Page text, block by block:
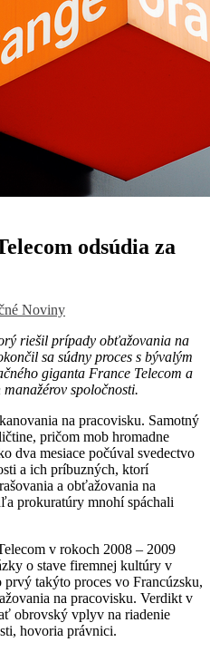
odsúdia za
Noviny
riešil prípady obťažovania na
sa súdny proces s bývalým
giganta France Telecom a
spoločnosti.
na pracovisku. Samotný
pričom mob hromadne
dva mesiace počúval svedectvo
a ich príbuzných, ktorí
a obťažovania na
prokuratúry mnohí spáchali
v rokoch 2008 – 2009
o stave firemnej kultúry v
takýto proces vo Francúzsku,
na pracovisku. Verdikt v
obrovský vplyv na riadenie
hovoria právnici.